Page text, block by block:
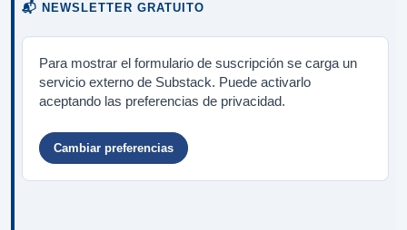
📬 NEWSLETTER GRATUITO
Para mostrar el formulario de suscripción se carga un
servicio externo de Substack. Puede activarlo
aceptando las preferencias de privacidad.
Cambiar preferencias